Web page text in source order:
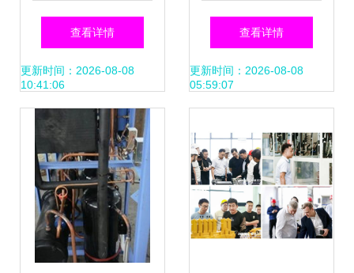
探畜牧科技新高度
——通威股份畜禽
研究所与美国辉宝
公司技术交流会圆
满举行
查看详情
更新时间：2026-08-08
10:41:06
年杰讯产品巡回服
务月活动暨技术转
查看详情
更新时间：2026-08-08
05:59:07